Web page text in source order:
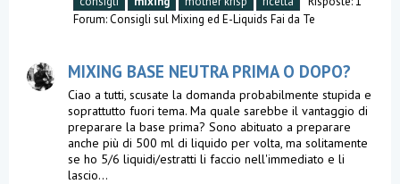
Forum:Consigli sul Mixing ed E-Liquids Fai da Te
MIXING BASE NEUTRA PRIMA O DOPO?
Ciao a tutti, scusate la domanda probabilmente stupida e
soprattutto fuori tema. Ma quale sarebbe il vantaggio di
preparare la base prima? Sono abituato a preparare
anche più di 500 ml di liquido per volta, ma solitamente
se ho 5/6 liquidi/estratti li faccio nell'immediato e li
lascio...